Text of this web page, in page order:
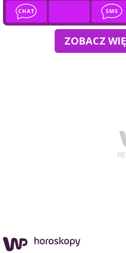
ZOBACZ